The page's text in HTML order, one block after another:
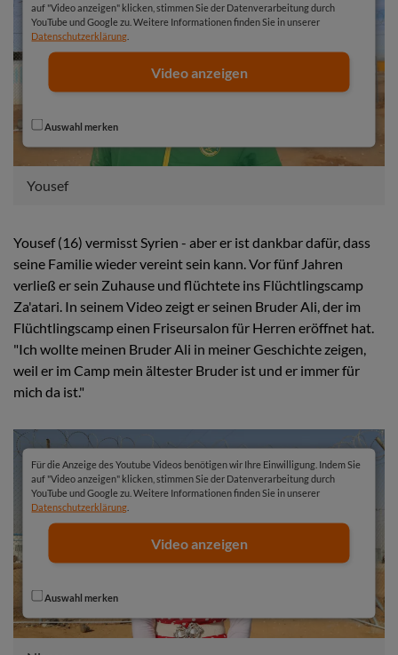
auf "Video anzeigen" klicken, stimmen Sie der Datenverarbeitung durch
YouTube und Google zu. Weitere Informationen finden Sie in unserer
Datenschutzerklärung
Video anzeigen
Auswahl merken
Yousef
Yousef (16) vermisst Syrien - aber er ist dankbar dafür, dass
seine Familie wieder vereint sein kann. Vor fünf Jahren
verließ er sein Zuhause und flüchtete ins Flüchtlingscamp
Za'atari. In seinem Video zeigt er seinen Bruder Ali, der im
Flüchtlingscamp einen Friseursalon für Herren eröffnet hat.
"Ich wollte meinen Bruder Ali in meiner Geschichte zeigen,
weil er im Camp mein ältester Bruder ist und er immer für
mich da ist."
Für die Anzeige des Youtube Videos benötigen wir Ihre Einwilligung. Indem Sie
auf "Video anzeigen" klicken, stimmen Sie der Datenverarbeitung durch
YouTube und Google zu. Weitere Informationen finden Sie in unserer
Datenschutzerklärung
Video anzeigen
Auswahl merken